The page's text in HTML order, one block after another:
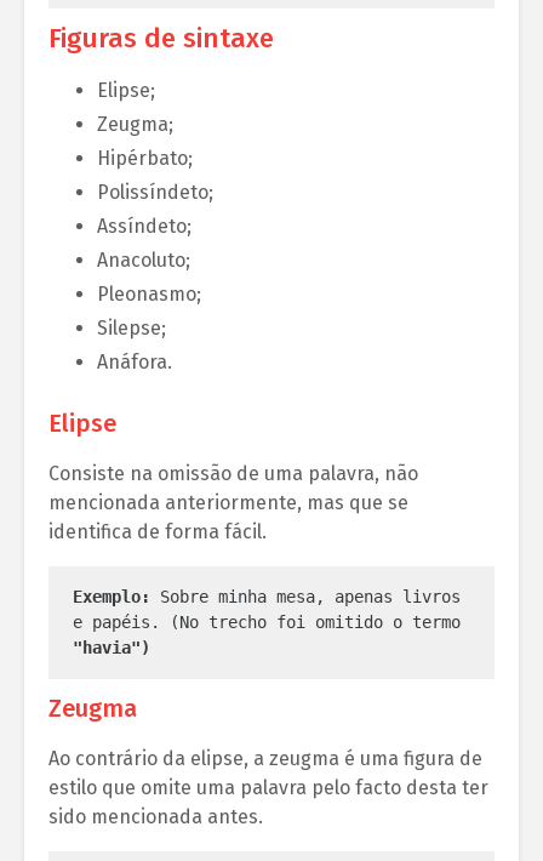
Figuras de sintaxe
Elipse;
Zeugma;
Hipérbato;
Polissíndeto;
Assíndeto;
Anacoluto;
Pleonasmo;
Silepse;
Anáfora.
Elipse
Consiste na omissão de uma palavra, não
mencionada anteriormente, mas que se
identifica de forma fácil.
Exemplo:
Sobre minha mesa, apenas livros
"havia")
Zeugma
Ao contrário da elipse, a zeugma é uma figura de
estilo que omite uma palavra pelo facto desta ter
sido mencionada antes.